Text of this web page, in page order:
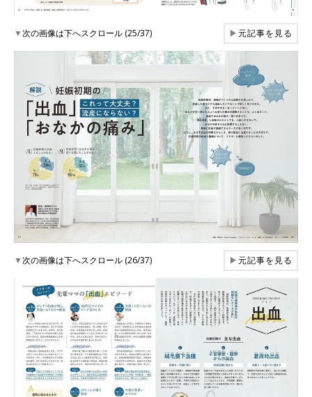
▼次の画像は下へスクロール (25/37) ▶元記事を見る
▼次の画像は下へスクロール (26/37) ▶元記事を見る